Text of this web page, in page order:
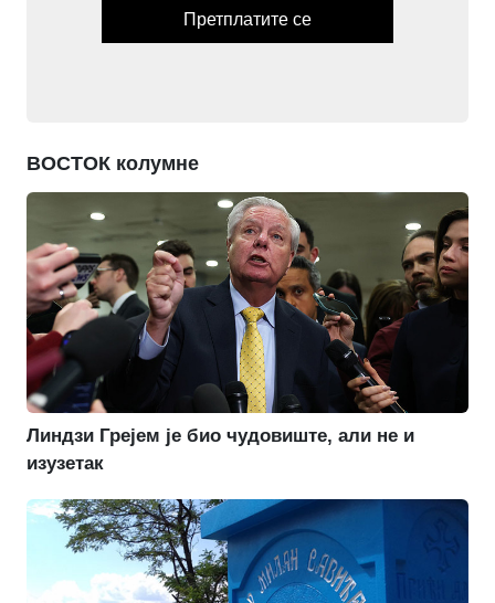
Претплатите се
ВОСТОК колумне
Линдзи Грејем је био чудовиште, али не и
изузетак